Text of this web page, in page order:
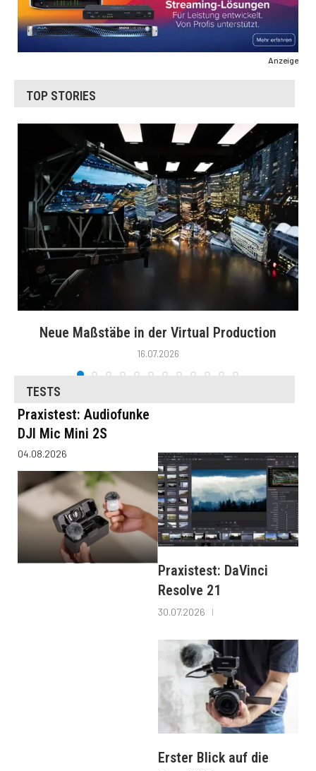
Anzeige
TOP STORIES
Neue Maßstäbe in der Virtual Production
16.07.2026
TESTS
Praxistest: Audiofunke
DJI Mic Mini 2S
04.08.2026
Praxistest: DaVinci
Resolve 21
30.07.2026
Erster Blick auf die